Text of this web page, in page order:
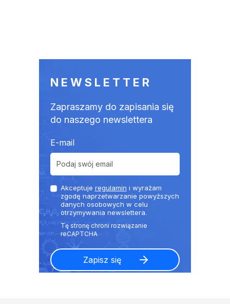
NEWSLETTER
Zapraszamy do zapisania się
do naszego newslettera
E-mail
Akceptuje regulamin i wyrażam
zgodę naprzetwarzanie powyższych
danych osobowych w celu
otrzymywania newslettera.